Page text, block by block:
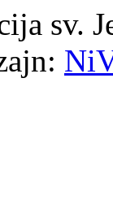
sv.